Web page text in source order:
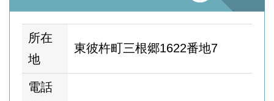
所在
地
東彼杵町三根郷1622番地7
電話